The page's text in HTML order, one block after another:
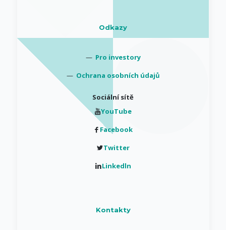
Odkazy
— Pro investory
— Ochrana osobních údajů
Sociální sítě
YouTube
Facebook
Twitter
Linkedln
Kontakty